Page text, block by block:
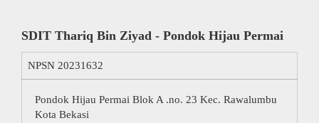
SDIT Thariq Bin Ziyad - Pondok Hijau Permai
NPSN 20231632
Pondok Hijau Permai Blok A .no. 23 Kec. Rawalumbu
Kota Bekasi